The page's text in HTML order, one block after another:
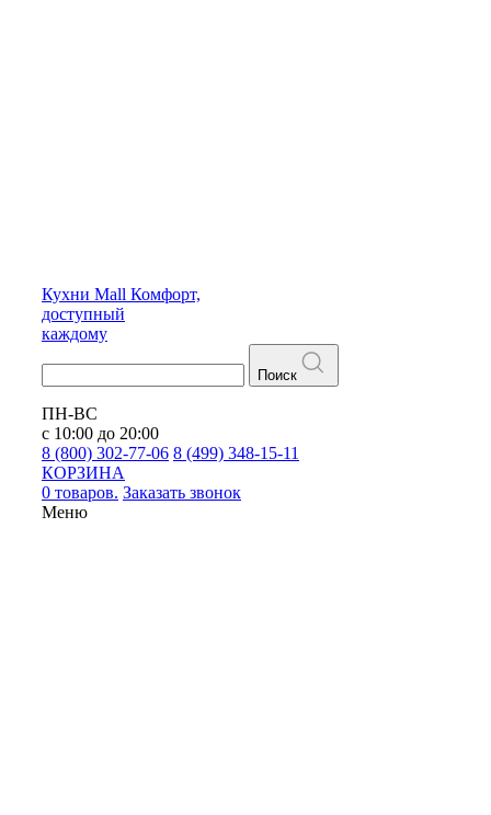
Кухни Mall Комфорт,
доступный
каждому
Поиск
ПН-ВС
с 10:00 до 20:00
8 (800) 302-77-06 8 (499) 348-15-11
КОРЗИНА
0 товаров. Заказать звонок
Меню